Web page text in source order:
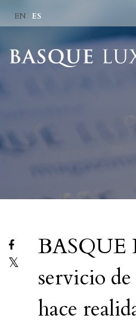
EN ES
BASQUE
servicio
hace